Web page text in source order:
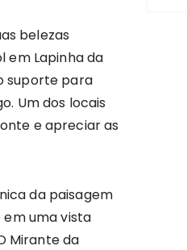
belezas
em Lapinha da
suporte para
Um dos locais
e apreciar as
da paisagem
uma vista
Mirante da